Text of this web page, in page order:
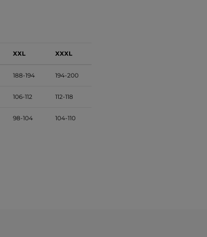
XXL XXXL
188-194 194-200
106-112 112-118
98-104 104-110